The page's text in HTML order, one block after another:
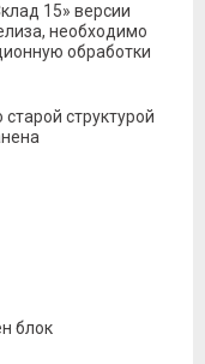
15» версии
необходимо
обработки
структурой
блок